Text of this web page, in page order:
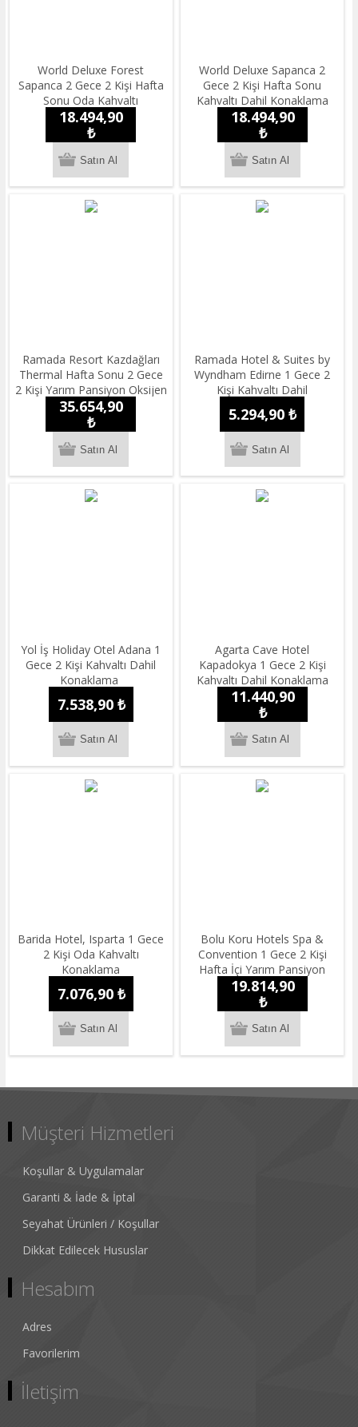
World Deluxe Forest
Sapanca 2 Gece 2 Kişi Hafta
Sonu Oda Kahvaltı
Konaklama
18.494,90
₺
World Deluxe Sapanca 2
Gece 2 Kişi Hafta Sonu
Kahvaltı Dahil Konaklama
18.494,90
₺
Ramada Resort Kazdağları
Thermal Hafta Sonu 2 Gece
2 Kişi Yarım Pansiyon Oksijen
Konaklama Paketi
35.654,90
₺
Ramada Hotel & Suites by
Wyndham Edirne 1 Gece 2
Kişi Kahvaltı Dahil
Konaklama
5.294,90 ₺
Yol İş Holiday Otel Adana 1
Gece 2 Kişi Kahvaltı Dahil
Konaklama
7.538,90 ₺
Agarta Cave Hotel
Kapadokya 1 Gece 2 Kişi
Kahvaltı Dahil Konaklama
11.440,90
₺
Barida Hotel, Isparta 1 Gece
2 Kişi Oda Kahvaltı
Konaklama
7.076,90 ₺
Bolu Koru Hotels Spa &
Convention 1 Gece 2 Kişi
Hafta İçi Yarım Pansiyon
Konaklama
19.814,90
₺
Müşteri Hizmetleri
Koşullar & Uygulamalar
Garanti & İade & İptal
Seyahat Ürünleri / Koşullar
Dikkat Edilecek Hususlar
Hesabım
Adres
Favorilerim
İletişim